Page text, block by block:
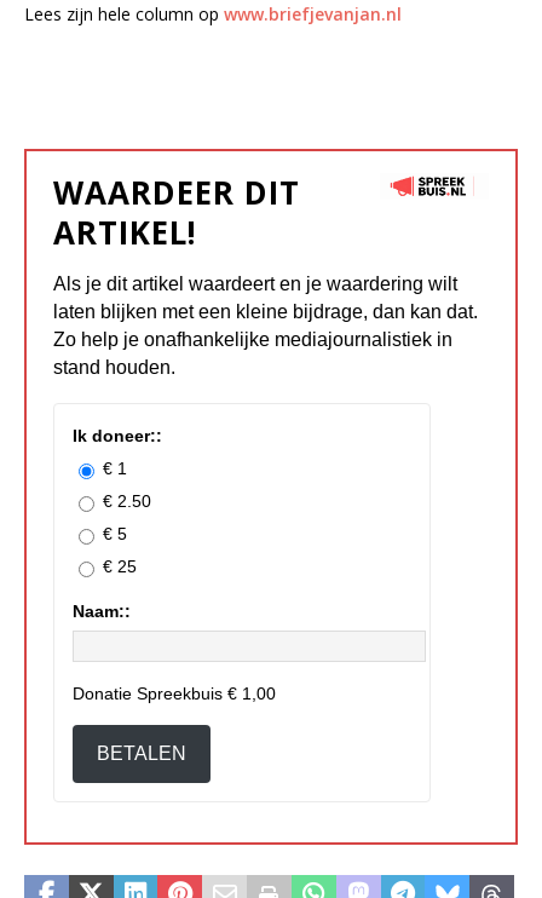
Lees zijn hele column op www.briefjevanjan.nl
WAARDEER DIT
ARTIKEL!
Als je dit artikel waardeert en je waardering wilt
laten blijken met een kleine bijdrage, dan kan dat.
Zo help je onafhankelijke mediajournalistiek in
stand houden.
Ik doneer::
€ 1
€ 2.50
€ 5
€ 25
Naam::
Donatie Spreekbuis € 1,00
BETALEN